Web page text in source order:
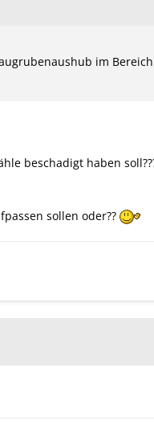
im
beschadigt haben
sollen oder??